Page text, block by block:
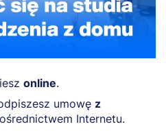
online.
umowę z
Internetu.